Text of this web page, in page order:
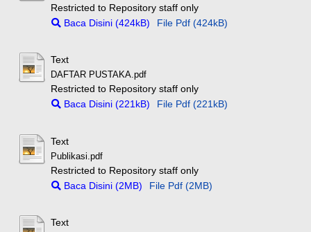
Restricted to Repository staff only
Baca Disini (424kB)
File Pdf (424kB)
Text
DAFTAR PUSTAKA.pdf
Restricted to Repository staff only
Baca Disini (221kB)
File Pdf (221kB)
Text
Publikasi.pdf
Restricted to Repository staff only
Baca Disini (2MB)
File Pdf (2MB)
Text